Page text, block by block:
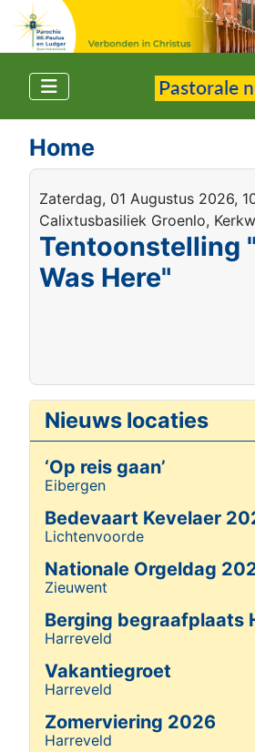
Home
Zaterdag, 01 Augustus 2026,
Calixtusbasiliek Groenlo,
Tentoonstelling
Was Here"
Nieuws locaties
‘Op reis gaan’
Details
Eibergen
Bedevaart Kevelaer
Details
Lichtenvoorde
Nationale Orgeldag
Details
Zieuwent
Berging begraafplaats
Details
Harreveld
Vakantiegroet
Details
Harreveld
Zomerviering 2026
Details
Harreveld